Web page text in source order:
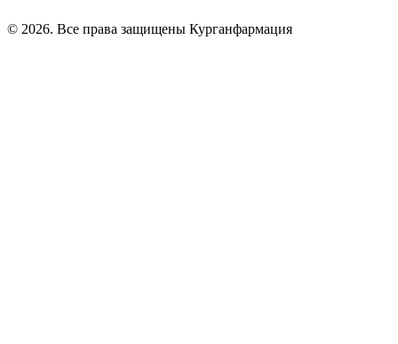
© 2026. Все права защищены Курганфармация